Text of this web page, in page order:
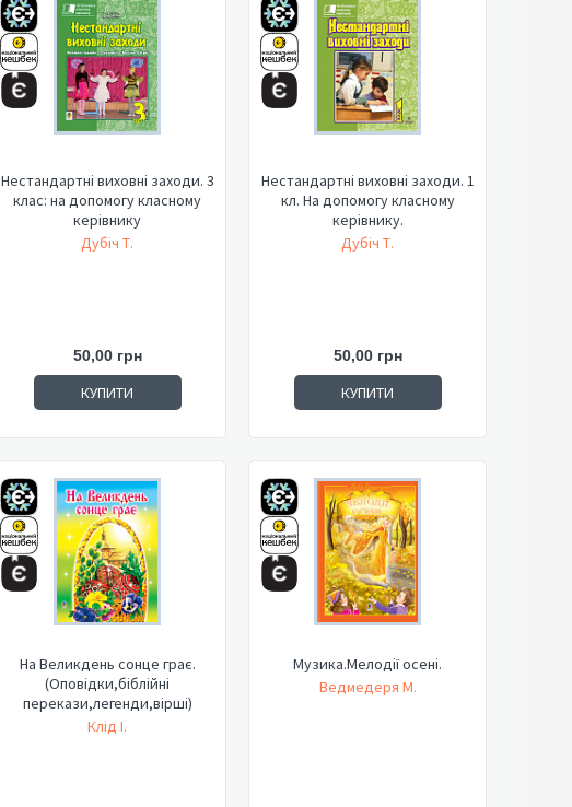
Нестандартні виховні заходи. 3
клас: на допомогу класному
керівнику
Дубіч Т.
50,00 грн
КУПИТИ
Нестандартні виховні заходи. 1
кл. На допомогу класному
керівнику.
Дубіч Т.
50,00 грн
КУПИТИ
На Великдень сонце грає.
(Оповідки,біблійні
перекази,легенди,вірші)
Клід І.
Музика.Мелодії осені.
Ведмедеря М.